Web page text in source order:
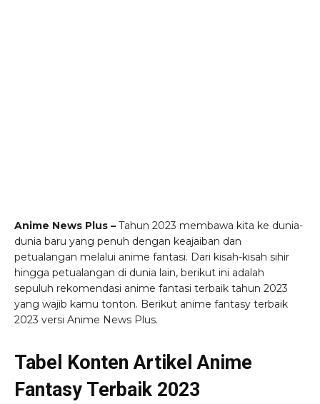
Anime News Plus – Tahun 2023 membawa kita ke dunia-
dunia baru yang penuh dengan keajaiban dan
petualangan melalui anime fantasi. Dari kisah-kisah sihir
hingga petualangan di dunia lain, berikut ini adalah
sepuluh rekomendasi anime fantasi terbaik tahun 2023
yang wajib kamu tonton. Berikut anime fantasy terbaik
2023 versi Anime News Plus.
Tabel Konten Artikel Anime
Fantasy Terbaik 2023